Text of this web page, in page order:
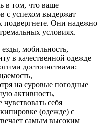
в том, что ваше
с успехом выдержат
Они надежно
условиях.
езды, мобильность,
в качественной одежде
достоинствами:
на суровые погодные
активность,
себя
(одежде) с
самым высоким